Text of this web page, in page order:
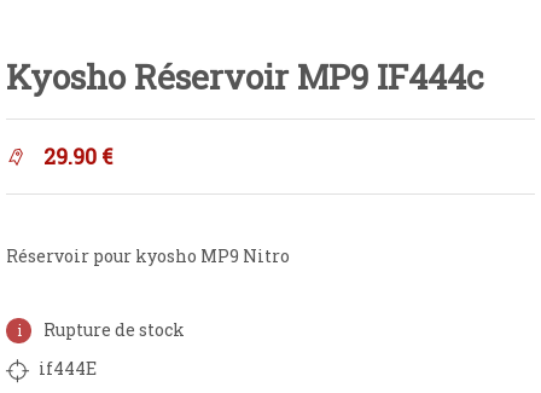
Kyosho Réservoir MP9 IF444c
29.90 €
Réservoir pour kyosho MP9 Nitro
Rupture de stock
if444E